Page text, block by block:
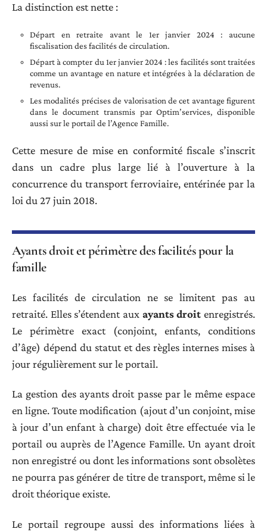
La distinction est nette :
Départ en retraite avant le 1er janvier 2024 : aucune
fiscalisation des facilités de circulation.
Départ à compter du 1er janvier 2024 : les facilités sont traitées
comme un avantage en nature et intégrées à la déclaration de
revenus.
Les modalités précises de valorisation de cet avantage figurent
dans le document transmis par Optim’services, disponible
aussi sur le portail de l’Agence Famille.
Cette mesure de mise en conformité fiscale s’inscrit
dans un cadre plus large lié à l’ouverture à la
concurrence du transport ferroviaire, entérinée par la
loi du 27 juin 2018.
Ayants droit et périmètre des facilités pour la
famille
Les facilités de circulation ne se limitent pas au
retraité. Elles s’étendent aux ayants droit enregistrés.
Le périmètre exact (conjoint, enfants, conditions
d’âge) dépend du statut et des règles internes mises à
jour régulièrement sur le portail.
La gestion des ayants droit passe par le même espace
en ligne. Toute modification (ajout d’un conjoint, mise
à jour d’un enfant à charge) doit être effectuée via le
portail ou auprès de l’Agence Famille. Un ayant droit
non enregistré ou dont les informations sont obsolètes
ne pourra pas générer de titre de transport, même si le
droit théorique existe.
Le portail regroupe aussi des informations liées à